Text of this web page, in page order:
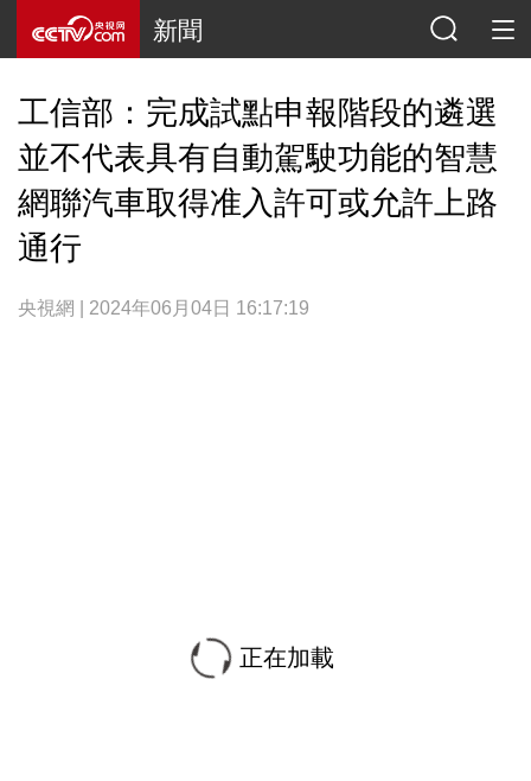
新聞
工信部：完成試點申報階段的遴選
並不代表具有自動駕駛功能的智慧
網聯汽車取得准入許可或允許上路
通行
央視網 | 2024年06月04日 16:17:19
正在加載